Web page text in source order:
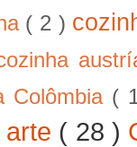
( 2 )
Colômbia (
( 28 )